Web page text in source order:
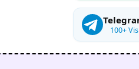
100+